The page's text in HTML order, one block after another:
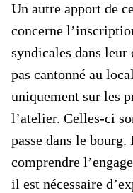
Un autre apport de
concerne
syndicales dans leur
pas cantonné au
uniquement sur les
l’atelier. Celles-ci
passe dans le bourg.
comprendre
il est nécessaire